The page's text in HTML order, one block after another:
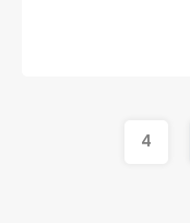
4